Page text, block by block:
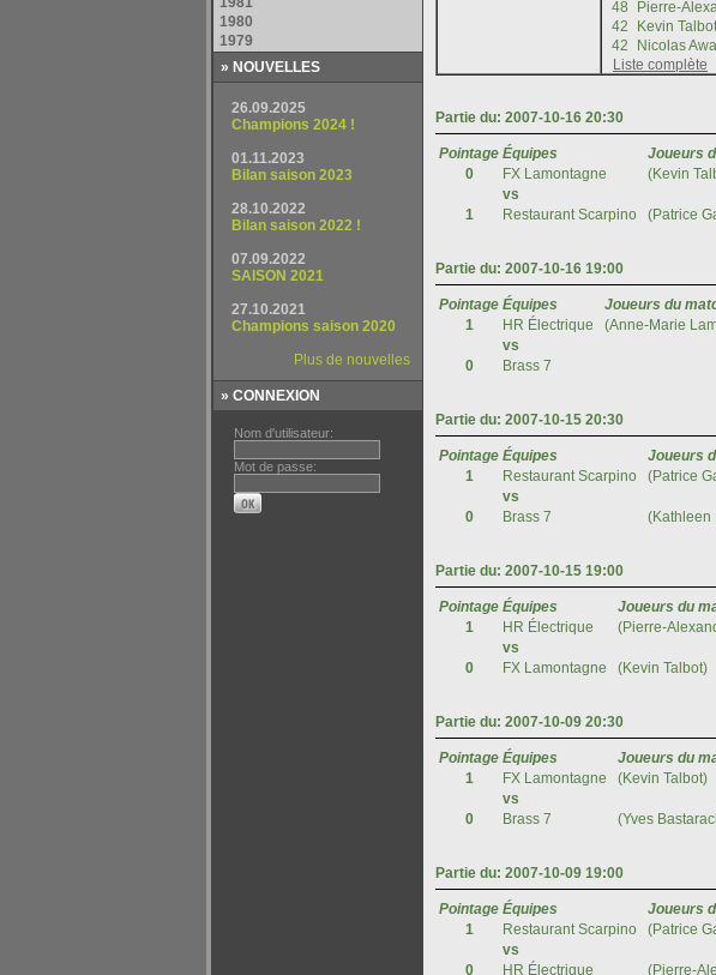
» NOUVELLES
» CONNEXION
Nom d'utilisateur:
Mot de passe: